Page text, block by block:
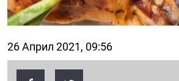
26 Април 2021, 09:56